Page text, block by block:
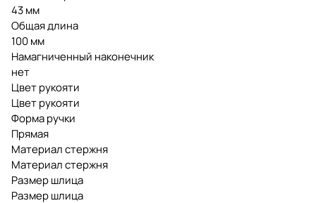
43 мм
Общая длина
100 мм
Намагниченный наконечник
нет
Цвет рукояти
Цвет рукояти
Форма ручки
Прямая
Материал стержня
Материал стержня
Размер шлица
Размер шлица